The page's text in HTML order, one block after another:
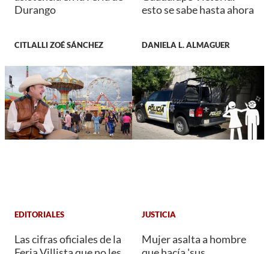
Durango
CITLALLI ZOÉ SÁNCHEZ
esto se sabe hasta ahora
DANIELA L. ALMAGUER
EDITORIALES
Las cifras oficiales de la
JUSTICIA
Mujer asalta a hombre